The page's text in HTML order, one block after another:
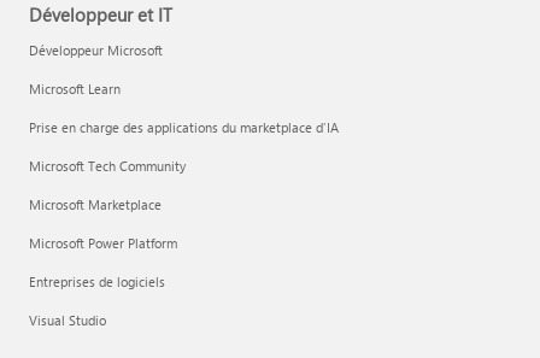
Développeur et IT
Développeur Microsoft
Microsoft Learn
Prise en charge des applications du marketplace d’IA
Microsoft Tech Community
Microsoft Marketplace
Microsoft Power Platform
Entreprises de logiciels
Visual Studio